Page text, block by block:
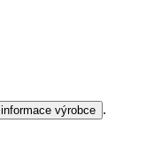
informace výrobce .